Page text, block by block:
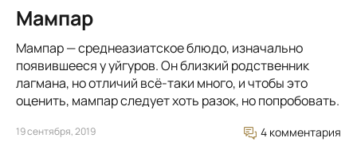
Мампар
Мампар — среднеазиатское блюдо, изначально
появившееся у уйгуров. Он близкий родственник
лагмана, но отличий всё-таки много, и чтобы это
оценить, мампар следует хоть разок, но попробовать.
19 сентября, 2019 4 комментария